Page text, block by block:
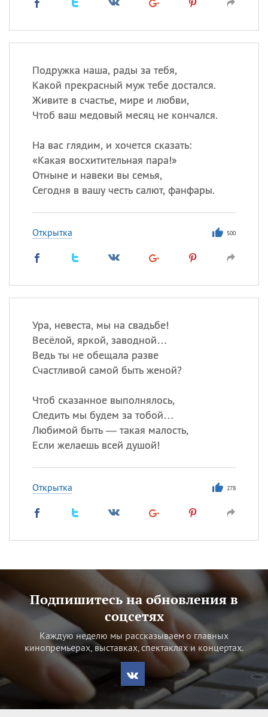
Подружка наша, рады за тебя,
Какой прекрасный муж тебе достался.
Живите в счастье, мире и любви,
Чтоб ваш медовый месяц не кончался.
На вас глядим, и хочется сказать:
«Какая восхитительная пара!»
Отныне и навеки вы семья,
Сегодня в вашу честь салют, фанфары.
Открытка 500
Ура, невеста, мы на свадьбе!
Весёлой, яркой, заводной…
Ведь ты не обещала разве
Счастливой самой быть женой?
Чтоб сказанное выполнялось,
Следить мы будем за тобой…
Любимой быть — такая малость,
Если желаешь всей душой!
Открытка 278
Подпишитесь на обновления в
соцсетях
Каждую неделю мы рассказываем о главных
кинопремьерах, выставках, спектаклях и концертах.